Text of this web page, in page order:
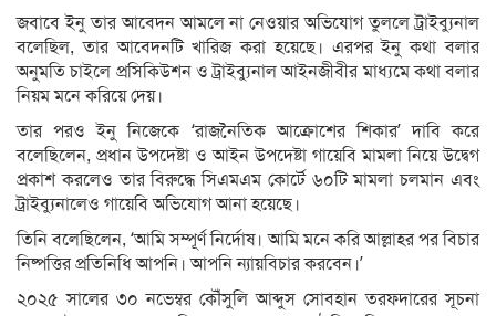
জবাবে ইনু তার আবেদন আমলে না নেওয়ার অভিযোগ তুললে ট্রাইব্যুনাল
বলেছিল, তার আবেদনটি খারিজ করা হয়েছে। এরপর ইনু কথা বলার
অনুমতি চাইলে প্রসিকিউশন ও ট্রাইব্যুনাল আইনজীবীর মাধ্যমে কথা বলার
নিয়ম মনে করিয়ে দেয়।
তার পরও ইনু নিজেকে ‘রাজনৈতিক আক্রোশের শিকার’ দাবি করে
বলেছিলেন, প্রধান উপদেষ্টা ও আইন উপদেষ্টা গায়েবি মামলা নিয়ে উদ্বেগ
প্রকাশ করলেও তার বিরুদ্ধে সিএমএম কোর্টে ৬০টি মামলা চলমান এবং
ট্রাইব্যুনালেও গায়েবি অভিযোগ আনা হয়েছে।
তিনি বলেছিলেন, ‘আমি সম্পূর্ণ নির্দোষ। আমি মনে করি আল্লাহর পর বিচার
নিষ্পত্তির প্রতিনিধি আপনি। আপনি ন্যায়বিচার করবেন।’
২০২৫ সালের ৩০ নভেম্বর কৌঁসুলি আব্দুস সোবহান তরফদারের সূচনা